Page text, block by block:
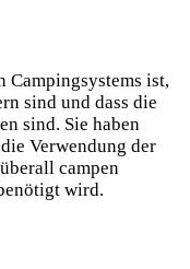
Campingsystems ist,
sind und dass die
sind. Sie haben
Verwendung der
campen
wird.